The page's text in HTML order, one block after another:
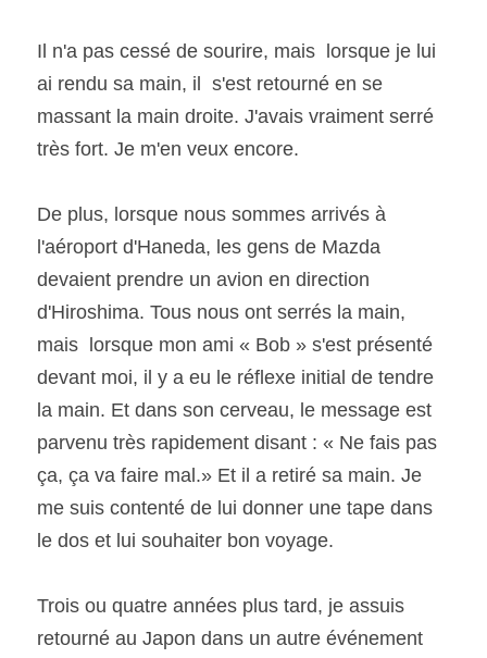
Il n'a pas cessé de sourire, mais  lorsque je lui
ai rendu sa main, il  s'est retourné en se
massant la main droite. J'avais vraiment serré
très fort. Je m'en veux encore.
De plus, lorsque nous sommes arrivés à
l'aéroport d'Haneda, les gens de Mazda
devaient prendre un avion en direction
d'Hiroshima. Tous nous ont serrés la main,
mais  lorsque mon ami « Bob » s'est présenté
devant moi, il y a eu le réflexe initial de tendre
la main. Et dans son cerveau, le message est
parvenu très rapidement disant : « Ne fais pas
ça, ça va faire mal.» Et il a retiré sa main. Je
me suis contenté de lui donner une tape dans
le dos et lui souhaiter bon voyage.
Trois ou quatre années plus tard, je assuis
retourné au Japon dans un autre événement